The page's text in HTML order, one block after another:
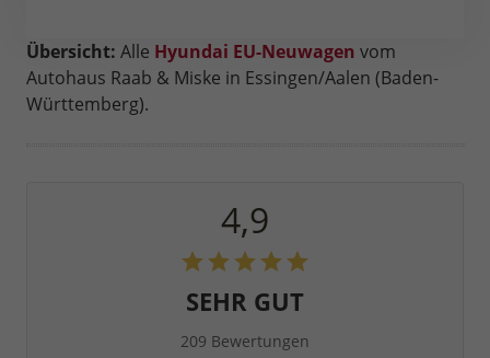
Übersicht: Alle Hyundai EU-Neuwagen vom
Autohaus Raab & Miske in Essingen/Aalen (Baden-
Württemberg).
4,9
SEHR GUT
209 Bewertungen